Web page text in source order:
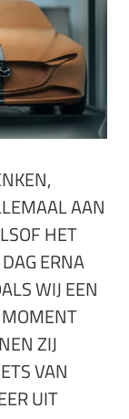
AAN
HET
ERNA
WIJ EEN
ZIJ
VAN
UIT